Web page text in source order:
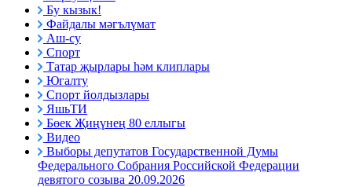
Бу кызык!
Файдалы мәгълүмат
Аш-су
Спорт
Татар җырлары һәм клиплары
Югалту
Спорт йолдызлары
ЯшьТИ
Бөек Җиңүнең 80 еллыгы
Видео
Выборы депутатов Государственной Думы
Федерального Собрания Российской Федерации
девятого созыва 20.09.2026